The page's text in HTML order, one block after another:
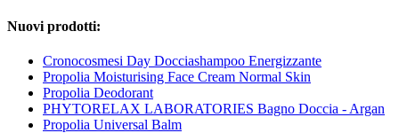
Nuovi prodotti:
Cronocosmesi Day Docciashampoo Energizzante
Propolia Moisturising Face Cream Normal Skin
Propolia Deodorant
PHYTORELAX LABORATORIES Bagno Doccia - Argan
Propolia Universal Balm